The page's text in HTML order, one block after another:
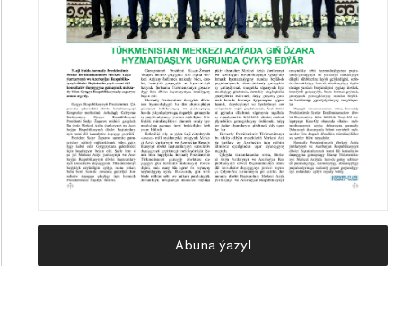
Abuna ýazyl